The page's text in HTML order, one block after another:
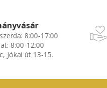
8:00-17:00
8:00-12:00
Jókai út 13-15.